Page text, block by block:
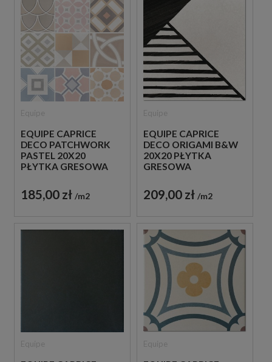
EQUIPE CAPRICE
DECO PATCHWORK
PASTEL 20X20
PŁYTKA GRESOWA
185,00 zł m2
EQUIPE CAPRICE
DECO ORIGAMI B&W
20X20 PŁYTKA
GRESOWA
209,00 zł m2